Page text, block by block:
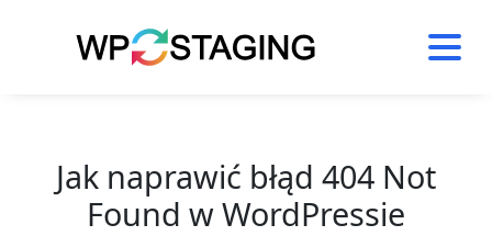
Jak naprawić błąd 404 Not
Found w WordPressie